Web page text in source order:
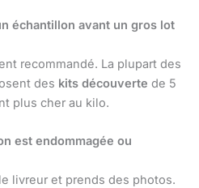
échantillon avant un gros lot
recommandé. La plupart des
des kits découverte de 5
plus cher au kilo.
est endommagée ou
livreur et prends des photos.